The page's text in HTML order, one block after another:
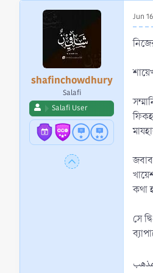
r
t
shafinchowdhury
Salafi
Salafi User
Jun
কথা
সে